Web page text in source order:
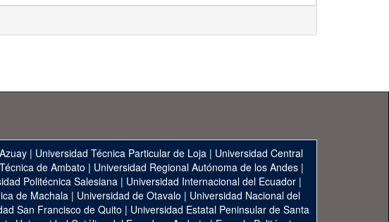
| Universidad Técnica Particular de Loja | Universidad Central
de Ambato | Universidad Regional Autónoma de los Andes|
Politécnica Salesiana| Universidad Internacional del Ecuador|
de Machala | Universidad de Otavalo | Universidad Nacional del
San Francisco de Quito | Universidad Estatal Peninsular de Santa